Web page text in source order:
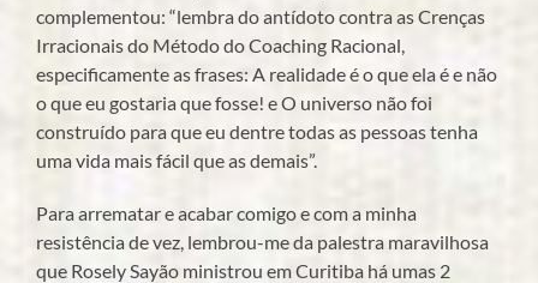
complementou: “lembra do antídoto contra as Crenças
Irracionais do Método do Coaching Racional,
especificamente as frases: A realidade é o que ela é e não
o que eu gostaria que fosse! e O universo não foi
construído para que eu dentre todas as pessoas tenha
uma vida mais fácil que as demais”.
Para arrematar e acabar comigo e com a minha
resistência de vez, lembrou-me da palestra maravilhosa
que Rosely Sayão ministrou em Curitiba há umas 2